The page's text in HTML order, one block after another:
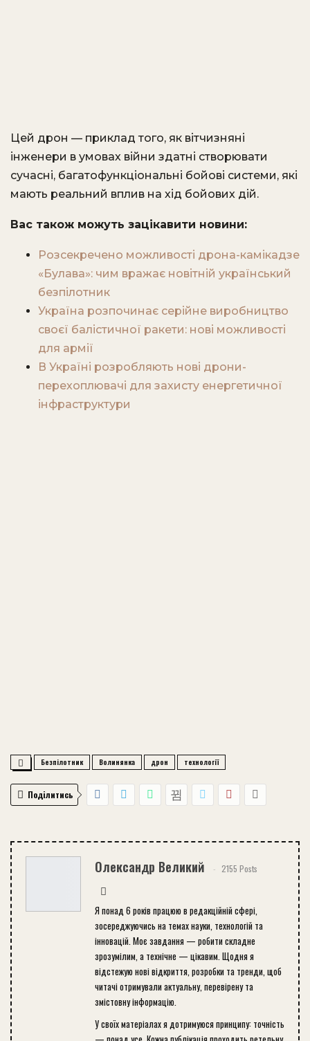
Цей дрон — приклад того, як вітчизняні
інженери в умовах війни здатні створювати
сучасні, багатофункціональні бойові системи, які
мають реальний вплив на хід бойових дій.
Вас також можуть зацікавити новини:
Розсекречено можливості дрона-камікадзе
«Булава»: чим вражає новітній український
безпілотник
Україна розпочинає серійне виробництво
своєї балістичної ракети: нові можливості
для армії
В Україні розробляють нові дрони-
перехоплювачі для захисту енергетичної
інфраструктури
Безпілотник Волинянка дрон технології
Поділитись
Олександр Великий 2155 Posts
Я понад 6 років працюю в редакційній сфері,
зосереджуючись на темах науки, технологій та
інновацій. Моє завдання — робити складне
зрозумілим, а технічне — цікавим. Щодня я
відстежую нові відкриття, розробки та тренди, щоб
читачі отримували актуальну, перевірену та
змістовну інформацію.
У своїх матеріалах я дотримуюся принципу: точність